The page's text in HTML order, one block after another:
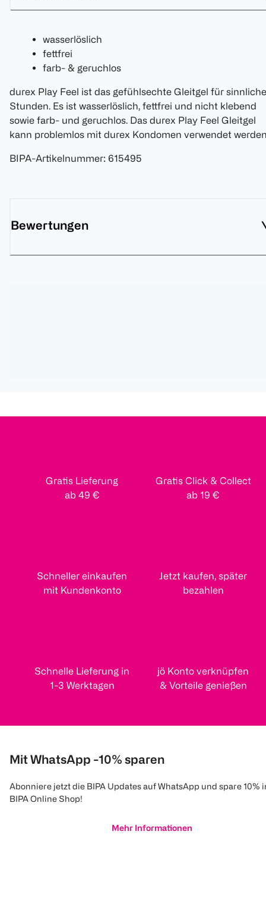
wasserlöslich
fettfrei
farb- & geruchlos
durex Play Feel ist das gefühlsechte Gleitgel für sinnliche
Stunden. Es ist wasserlöslich, fettfrei und nicht klebend
sowie farb- und geruchlos. Das durex Play Feel Gleitgel
kann problemlos mit durex Kondomen verwendet
BIPA-Artikelnummer: 615495
Bewertungen
Gratis Lieferung
ab 49 €
Gratis Click & Collect
ab 19 €
Schneller einkaufen
mit Kundenkonto
Jetzt kaufen, später
bezahlen
Schnelle Lieferung in
1-3 Werktagen
jö Konto verknüpfen
& Vorteile genießen
Mit WhatsApp -10% sparen
Abonniere jetzt die BIPA Updates auf WhatsApp und spare 10%
BIPA Online Shop!
Mehr Informationen